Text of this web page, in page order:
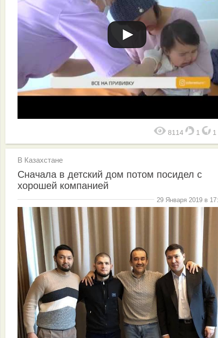
8114 1 1
В Казахстане
Сначала в детский дом потом посидел с
хорошей компанией
29 Января 2019 в